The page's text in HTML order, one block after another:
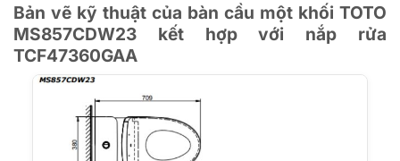
Bản vẽ kỹ thuật của bàn cầu một khối TOTO
MS857CDW23 kết hợp với nắp rửa
TCF47360GAA